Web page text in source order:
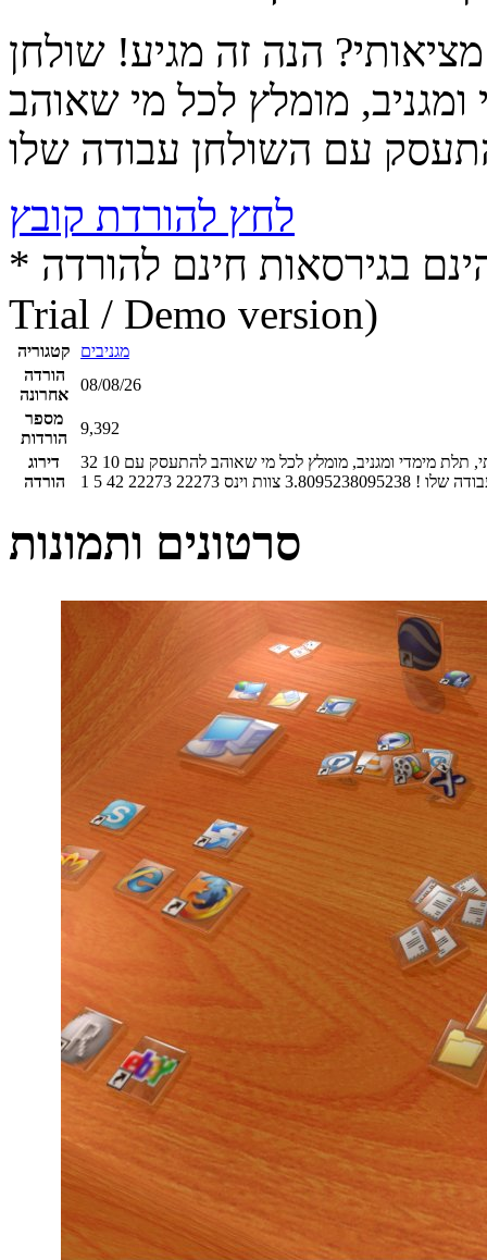
הנה זה מגיע! שולחן
מומלץ לכל מי שאוהב
לחץ להורדת קובץ
* התכנים הינם בגירסאות חינם להורדה (Free game / software,
Trial / Demo version)
קטגוריה
מגניבים
הורדה
אחרונה
08/08/26
מספר
הורדות
9,392
דירוג
הורדה
32 10 תלת מימדי ומגניב, מומלץ לכל מי שאוהב להתעסק עם
שלו ! 3.8095238095238 צוות וינס 22273
22273
42
5
1
סרטונים ותמונות